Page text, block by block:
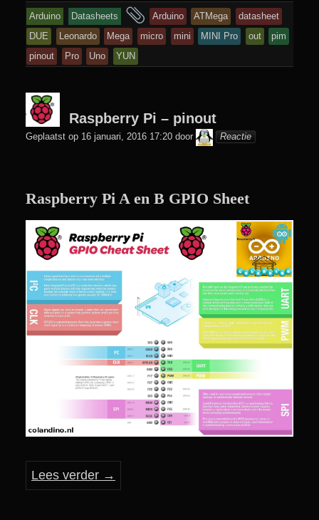
Arduino Datasheets
en
getagd
Arduino ATMega
datasheet
DUE
Leonardo Mega micro mini MINI Pro out
pim
pinout
Pro Uno YUN
Raspberry Pi – pinout
Geplaatst op 16 januari, 2016 17:20 door colani
Reactie
Raspberry Pi A en B GPIO Sheet
Lees verder →